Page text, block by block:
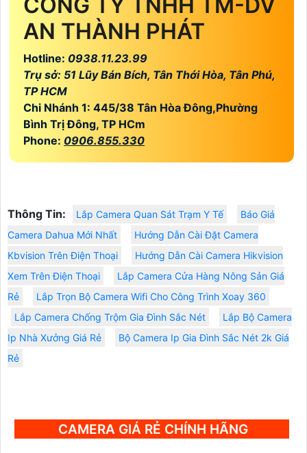
AN THÀNH PHÁT
Hotline: 0938.11.23.99
Trụ sở: 51 Lũy Bán Bích, Tân Thới Hòa, Tân Phú,
TP HCM
Chi Nhánh 1: 445/38 Tân Hòa Đông,Phường
Bình Trị Đông, TP HCm
Phone: 0906.855.330
Thông Tin: Lắp Camera Quan Sát Trạm Y Tế
Báo Giá
Camera Dahua Mới Nhất
Hướng Dẫn Cài Đặt Camera
Kbvision Trên Điện Thoại
Hướng Dẫn Cài Camera Hikvision
Xem Trên Điện Thoại
Lắp Camera Cửa Hàng Nông Sản Giá
Rẻ
Lắp Trọn Bộ Camera Wifi Cho Công Trình Xoay 360
Lắp Camera Chống Trộm Gia Đình Sắc Nét
Lắp Bộ Camera
Ip Nhà Xưởng Giá Rẻ
Bộ Camera Ip Gia Đình Sắc Nét 2k Giá
Rẻ
CAMERA GIÁ RẺ CHÍNH HÃNG